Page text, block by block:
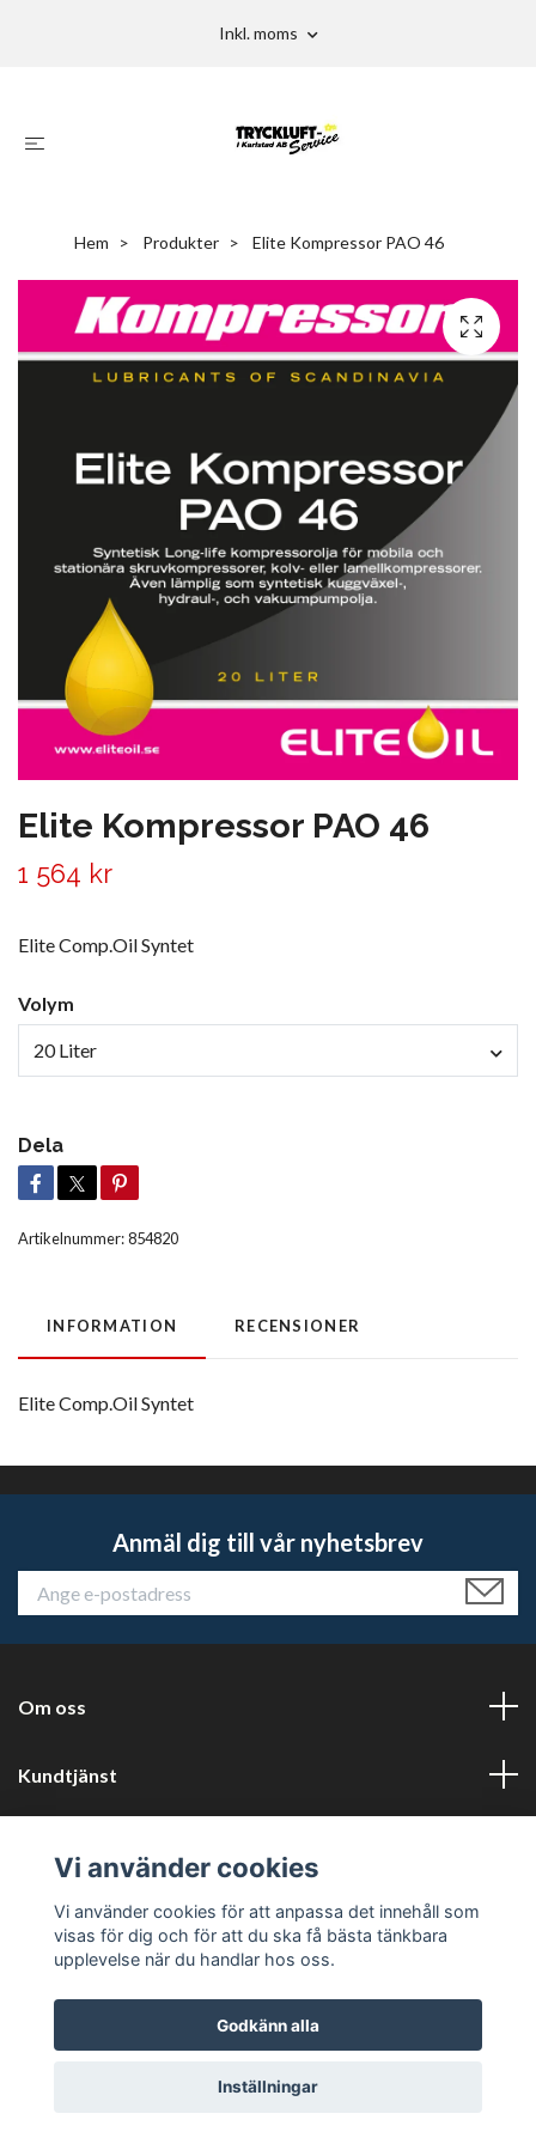
Inkl. moms
Hem Produkter Elite Kompressor PAO 46
Elite Kompressor PAO 46
1 564 kr
Elite Comp.Oil Syntet
Volym
20 Liter
Dela
Artikelnummer:854820
INFORMATION RECENSIONER
Elite Comp.Oil Syntet
Anmäl dig till vår nyhetsbrev
Om oss
Kundtjänst
Sociala medier
© 2026 Tryckluftservice i Karlstad AB
Vi använder cookies
Vi använder cookies för att anpassa det innehåll som
visas för dig och för att du ska få bästa tänkbara
upplevelse när du handlar hos oss.
Godkänn alla
Inställningar